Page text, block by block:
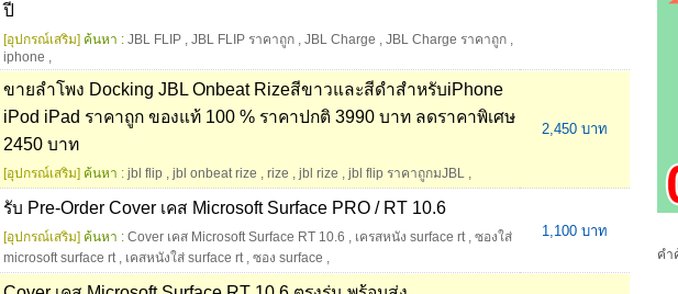
ปี
[อุปกรณ์เสริม] ค้นหา : JBL FLIP , JBL FLIP ราคาถูก , JBL Charge , JBL Charge ราคาถูก ,
iphone ,
ขายลำโพง Docking JBL Onbeat RizeสีขาวและสีดำสำหรับiPhone
iPod iPad ราคาถูก ของแท้ 100 % ราคาปกติ 3990 บาท ลดราคาพิเศษ
2450 บาท
[อุปกรณ์เสริม] ค้นหา : jbl flip , jbl onbeat rize , rize , jbl rize , jbl flip ราคาถูกมJBL ,
2,450 บาท
รับ Pre-Order Cover เคส Microsoft Surface PRO / RT 10.6
[อุปกรณ์เสริม] ค้นหา : Cover เคส Microsoft Surface RT 10.6 , เครสหนัง surface rt, ซองใส่
microsoft surface rt, เคสหนังใส่ surface rt, ซอง surface ,
1,100 บาท
คำ